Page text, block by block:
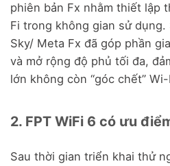
phiên bản Fx nhằm thiết lập
Fi trong không gian sử dụng.
Sky/ Meta Fx đã góp phần
và mở rộng độ phủ tối đa,
lớn không còn “góc chết”
2. FPT WiFi 6 có ưu
Sau thời gian triển khai thử